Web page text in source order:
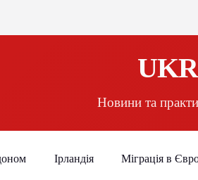
Новини та
Ірландія Міграція в